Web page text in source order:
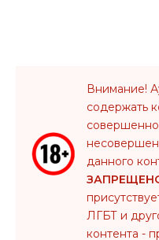
Внимание!
содержать
данного
ЛГБТ и
контента -